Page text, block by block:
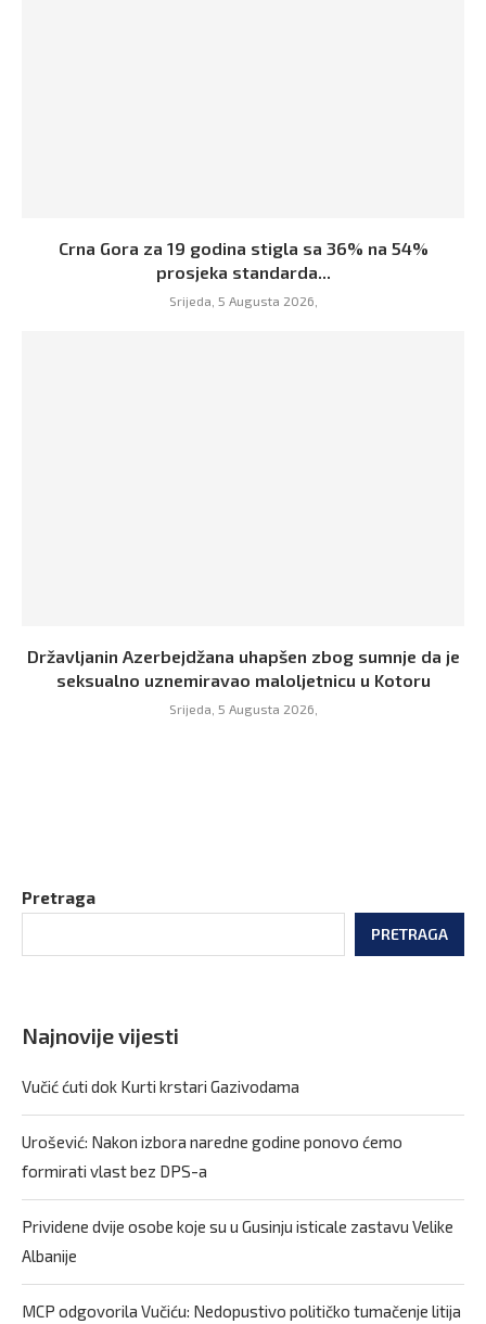
Crna Gora za 19 godina stigla sa 36% na 54%
prosjeka standarda...
Srijeda, 5 Augusta 2026,
Državljanin Azerbejdžana uhapšen zbog sumnje da je
seksualno uznemiravao maloljetnicu u Kotoru
Srijeda, 5 Augusta 2026,
Pretraga
PRETRAGA
Najnovije vijesti
Vučić ćuti dok Kurti krstari Gazivodama
Urošević: Nakon izbora naredne godine ponovo ćemo
formirati vlast bez DPS-a
Prividene dvije osobe koje su u Gusinju isticale zastavu Velike
Albanije
MCP odgovorila Vučiću: Nedopustivo političko tumačenje litija